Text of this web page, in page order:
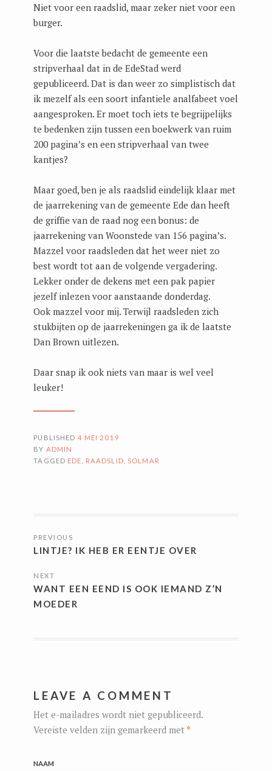
Niet voor een raadslid, maar zeker niet voor een
burger.
Voor die laatste bedacht de gemeente een
stripverhaal dat in de EdeStad werd
gepubliceerd. Dat is dan weer zo simplistisch dat
ik mezelf als een soort infantiele analfabeet voel
aangesproken. Er moet toch iets te begrijpelijks
te bedenken zijn tussen een boekwerk van ruim
200 pagina’s en een stripverhaal van twee
kantjes?
Maar goed, ben je als raadslid eindelijk klaar met
de jaarrekening van de gemeente Ede dan heeft
de griffie van de raad nog een bonus: de
jaarrekening van Woonstede van 156 pagina’s.
Mazzel voor raadsleden dat het weer niet zo
best wordt tot aan de volgende vergadering.
Lekker onder de dekens met een pak papier
jezelf inlezen voor aanstaande donderdag.
Ook mazzel voor mij. Terwijl raadsleden zich
stukbijten op de jaarrekeningen ga ik de laatste
Dan Brown uitlezen.
Daar snap ik ook niets van maar is wel veel
leuker!
PUBLISHED 4 MEI 2019
BY ADMIN
TAGGED EDE RAADSLID SOLMAR
PREVIOUS
LINTJE? IK HEB ER EENTJE OVER
NEXT
WANT EEN EEND IS OOK IEMAND Z’N
MOEDER
LEAVE A COMMENT
Het e-mailadres wordt niet gepubliceerd.
Vereiste velden zijn gemarkeerd met *
NAAM